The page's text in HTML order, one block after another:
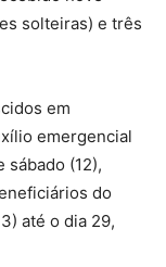
solteiras) e três
em
emergencial
sábado (12),
do
até o dia 29,